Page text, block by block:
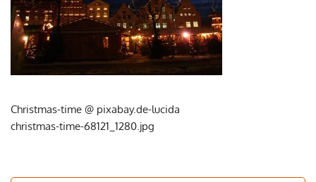
Christmas-time @ pixabay.de-lucida
christmas-time-68121_1280.jpg